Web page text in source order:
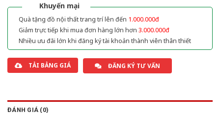
Khuyến mại
Quà tặng đồ nội thất trang trí lên đến 1.000.000đ
Giảm trực tiếp khi mua đơn hàng lớn hơn 3.000.000đ
Nhiều ưu đãi lớn khi đăng ký tài khoản thành viên thân thiết
TẢI BẢNG GIÁ ĐĂNG KÝ TƯ VẤN
ĐÁNH GIÁ (0)